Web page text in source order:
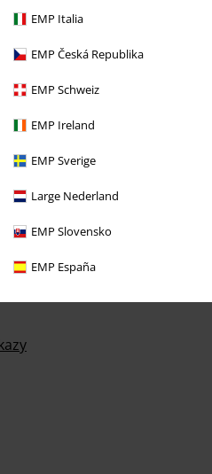
EMP Italia
EMP Česká Republika
EMP Schweiz
EMP Ireland
EMP Sverige
Large Nederland
EMP Slovensko
EMP España